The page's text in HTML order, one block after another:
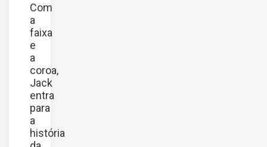
Com
a
faixa
e
a
coroa,
Jack
entra
para
a
história